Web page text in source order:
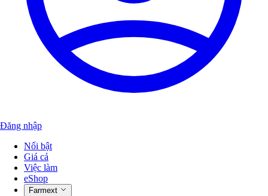
Đăng nhập
Nổi bật
Giá cả
Việc làm
eShop
Farmext